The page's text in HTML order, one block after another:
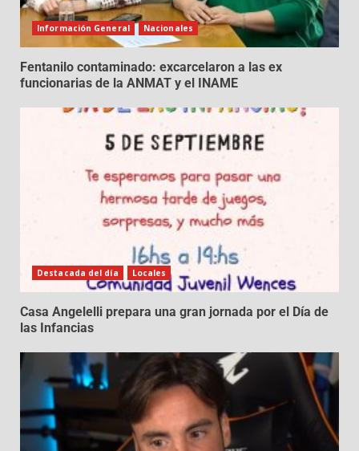
Información General Nacionales
Fentanilo contaminado: excarcelaron a las ex
funcionarias de la ANMAT y el INAME
Destacada del día Locales
Casa Angelelli prepara una gran jornada por el Día de
las Infancias